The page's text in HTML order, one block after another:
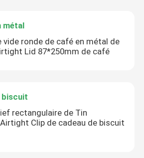
métal
ronde de café en métal de
Lid 87*250mm de café
biscuit
rectangulaire de Tin
Clip de cadeau de biscuit